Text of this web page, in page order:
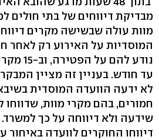
מוות עולה שבשישה מקרים
המוסדיות על האירוע רק לאחר
נודע
עד חודש. בעניין זה מציין
לא ידעה הוועדה המוסדית
חמורים, בהם מקרי מוות,
שידעה ולא דיווחה על כך
דיווחו החוקרים לוועדה באיחור